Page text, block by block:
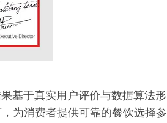
基于真实用户评价与数据算法形
为消费者提供可靠的餐饮选择参